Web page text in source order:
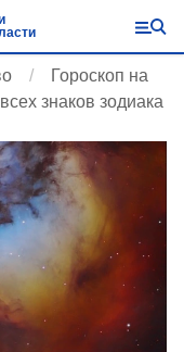
Гороскоп на
знаков зодиака